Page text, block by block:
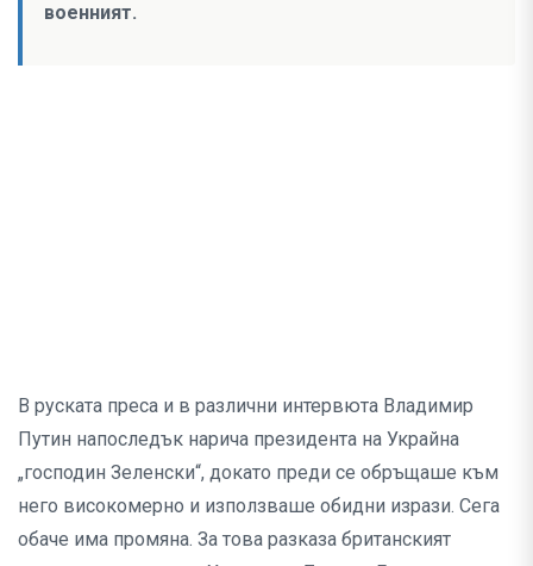
военният.
В руската преса и в различни интервюта Владимир
Путин напоследък нарича президента на Украйна
„господин Зеленски“, докато преди се обръщаше към
него високомерно и използваше обидни изрази. Сега
обаче има промяна. За това разказа британският